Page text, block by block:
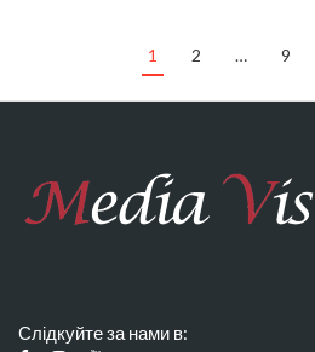
1 2 … 9
Слідкуйте за нами в: